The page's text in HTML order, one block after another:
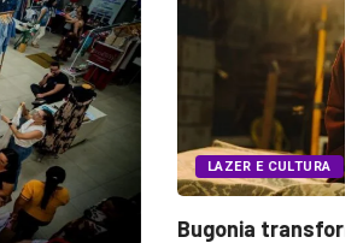
paranoia e conspiração em